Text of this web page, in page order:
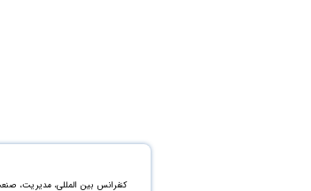
کنفرانس بین المللی، مدیریت،